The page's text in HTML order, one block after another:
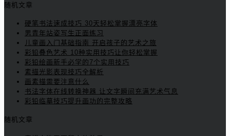
随机文章
硬笔书法速成技巧 30天轻松掌握漂亮字体
男青年站姿写生正面练习
儿童画入门基础指南 开启孩子的艺术之旅
彩铅叠色艺术 10种实用技巧让你轻松掌握
彩铅绘画新手必学的7个实用技巧
素描光影表现技巧全解析
画素描需要注意什么
书法字体在线转换神器 让文字瞬间充满艺术气息
彩铅临摹技巧提升画功的完整攻略
随机文章